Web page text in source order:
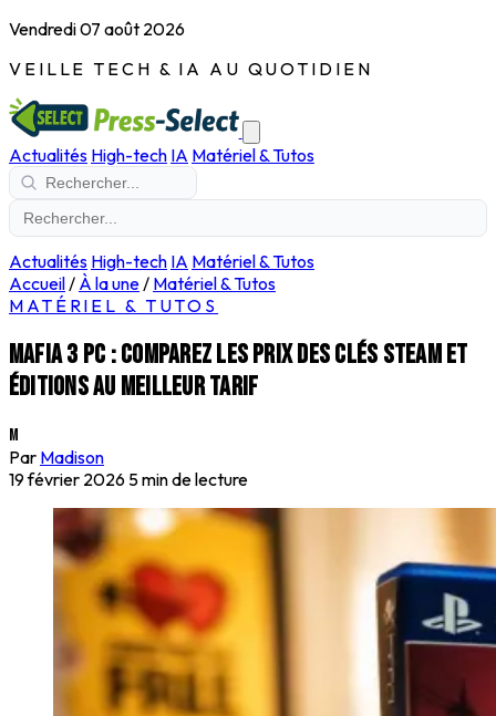
Vendredi 07 août 2026
VEILLE TECH & IA AU QUOTIDIEN
Actualités High-tech IA Matériel & Tutos
Actualités High-tech IA Matériel & Tutos
Accueil/ À la une/ Matériel & Tutos
MATÉRIEL & TUTOS
Mafia 3 PC : comparez les prix des clés Steam et
éditions au meilleur tarif
M
Par Madison
19 février 2026 5 min de lecture